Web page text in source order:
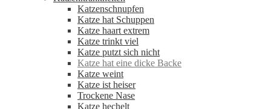
Katzenschnupfen
Katze hat Schuppen
Katze haart extrem
Katze trinkt viel
Katze putzt sich nicht
Katze hat eine dicke Backe
Katze weint
Katze ist heiser
Trockene Nase
Katze hechelt